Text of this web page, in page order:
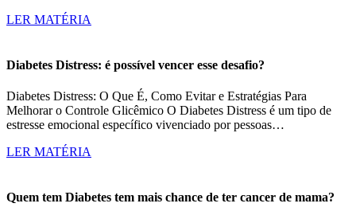
LER MATÉRIA
Diabetes Distress: é possível vencer esse desafio?
Diabetes Distress: O Que É, Como Evitar e Estratégias Para
Melhorar o Controle Glicêmico O Diabetes Distress é um tipo de
estresse emocional específico vivenciado por pessoas…
LER MATÉRIA
Quem tem Diabetes tem mais chance de ter cancer de mama?